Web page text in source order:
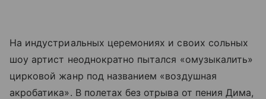
На индустриальных церемониях и своих сольных
шоу артист неоднократно пытался «омузыкалить»
цирковой жанр под названием «воздушная
акробатика». В полетах без отрыва от пения Дима,